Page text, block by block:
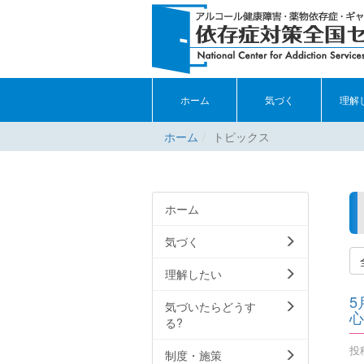
ホーム 気づく 理解
ホーム トピックス
5
投
ホーム
気づく
理解したい
気づいたらどうす
る?
制度・施策